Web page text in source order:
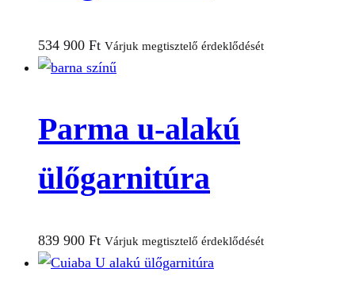
534 900 Ft Várjuk megtisztelő érdeklődését
Parma u-alakú
ülőgarnitúra
839 900 Ft Várjuk megtisztelő érdeklődését